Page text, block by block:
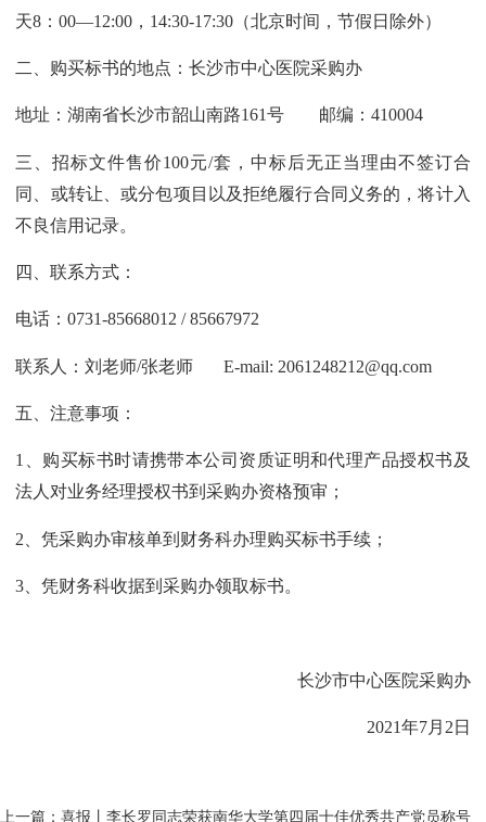
天8：00—12:00，14:30-17:30（北京时间，节假日除外）
二、购买标书的地点：长沙市中心医院采购办
地址：湖南省长沙市韶山南路161号 邮编：410004
三、招标文件售价100元/套，中标后无正当理由不签订合
同、或转让、或分包项目以及拒绝履行合同义务的，将计入
不良信用记录。
四、联系方式：
电话：0731-85668012 / 85667972
联系人：刘老师/张老师 E-mail: 2061248212@qq.com
五、注意事项：
1、购买标书时请携带本公司资质证明和代理产品授权书及
法人对业务经理授权书到采购办资格预审；
2、凭采购办审核单到财务科办理购买标书手续；
3、凭财务科收据到采购办领取标书。
长沙市中心医院采购办
2021年7月2日
上一篇： 喜报丨李长罗同志荣获南华大学第四届十佳优秀共产党员称号